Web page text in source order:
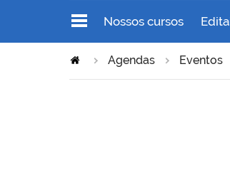
Nossos cursos
Agendas Eventos